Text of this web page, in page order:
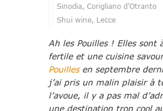
Sinodia, Corigliano d’Otranto
Shui wine, Lecce
Ah les Pouilles ! Elles sont
fertile et une cuisine
Pouillesen septembre
j’ai pris un malin plaisir à
l’avoue, il y a pas mal
une destination trop cool